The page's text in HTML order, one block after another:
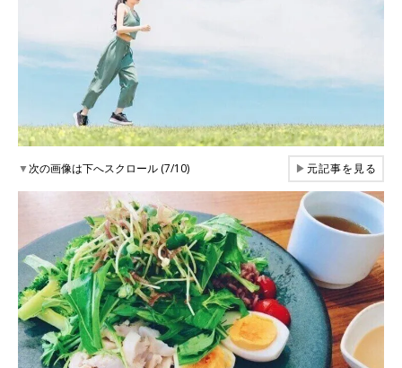
▼次の画像は下へスクロール (7/10) ▶元記事を見る